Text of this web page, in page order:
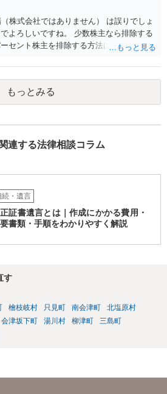
株式会社ではありません） は誤りでしょ
よろしいですね。 少数株主なら排除する
セント株主を排除する方法は現実的にあ
せるかしかないでしょう。 また、出資者
て新たな会社を立ち上げることも考えら
我慢して、社長が没した後に相続人から承
ます。 私見ながらご参考まで。
もっとみる
連する法律相談コラム
続・遺言
証書遺言とは｜作成にかかる費用・
書類・手順をわかりやすく解説
す
檜枝岐村 只見町 南会津町
北塩原村
会津坂下町 湯川村 柳津町
三島町